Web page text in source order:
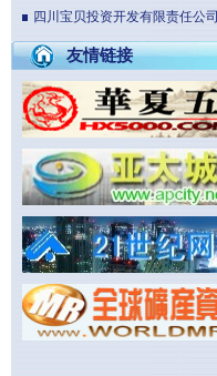
四川宝贝投资开发有限责任公司
友情链接